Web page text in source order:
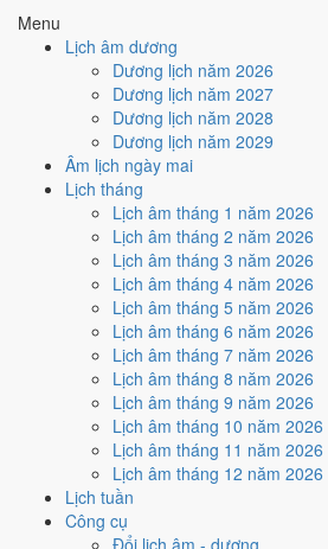
Menu
Lịch âm dương
Dương lịch năm 2026
Dương lịch năm 2027
Dương lịch năm 2028
Dương lịch năm 2029
Âm lịch ngày mai
Lịch tháng
Lịch âm tháng 1 năm 2026
Lịch âm tháng 2 năm 2026
Lịch âm tháng 3 năm 2026
Lịch âm tháng 4 năm 2026
Lịch âm tháng 5 năm 2026
Lịch âm tháng 6 năm 2026
Lịch âm tháng 7 năm 2026
Lịch âm tháng 8 năm 2026
Lịch âm tháng 9 năm 2026
Lịch âm tháng 10 năm 2026
Lịch âm tháng 11 năm 2026
Lịch âm tháng 12 năm 2026
Lịch tuần
Công cụ
Đổi lịch âm - dương
Ký hợp đồng - giao ước hôm nay ở
hợpSao Trương , nhưng Ngày Hắc
Cách tính ngày tốt
Động thổ - khởi công
Trung bình
Động thổ - khởi công hôm nay ở
Ngày Hắc Đạo
Cách tính ngày tốt
Nhập trạch - vào nhà mới
Trung bình
Nhập trạch - vào nhà mới hôm nay ở
Ngày Hắc Đạogây bất lợi.
Cách tính ngày tốt
Mua xe - tậu xe
Trung bình
Mua xe - tậu xe hôm nay ởmức
Hắc Đạogây bất lợi.
Cách tính ngày tốt
✈️
Xuất hành - đi xa
5
/10Trung bình